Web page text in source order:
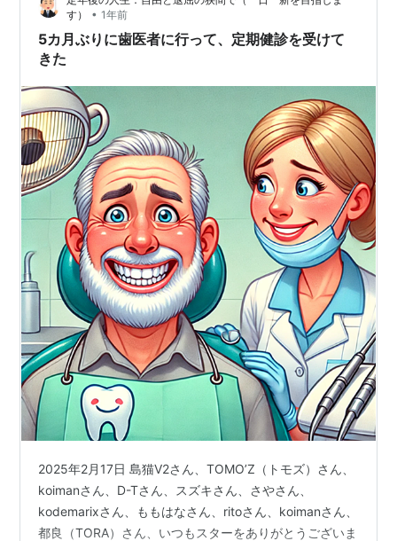
から自分の歯で一生美味しく食べるには「レッツ8020」
「80歳になっても自分の歯を20本以上保ちましょう…
す）
• 1年前
5カ月ぶりに歯医者に行って、定期健診を受けて
きた
2025年2月17日 島猫V2さん、TOMO’Z（トモズ）さん、
koimanさん、D-Tさん、スズキさん、さやさん、
kodemarixさん、ももはなさん、ritoさん、koimanさん、
都良（TORA）さん、いつもスターをありがとうございま